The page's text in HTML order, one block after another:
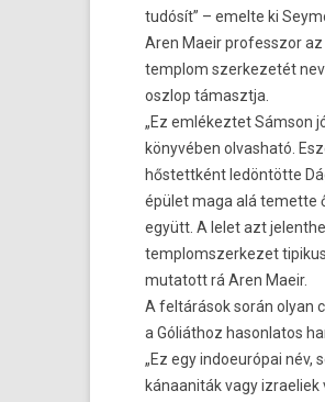
tudósít” – em­el­te ki
Aren Maeir pro­fesszor
templom szer­kezetét
oszlop támasztja.
„Ez em­lékez­tet Sámson
könyvében ol­vasható.
hős­tettként ledöntötte
épület maga alá temet­te
együtt. A lelet azt
templomszer­kezet
mutatott rá Aren Maeir.
A feltárások során olyan
a Góliáthoz hason­latos
„Ez egy in­doeurópai
kánaaniták vagy iz­raeliek